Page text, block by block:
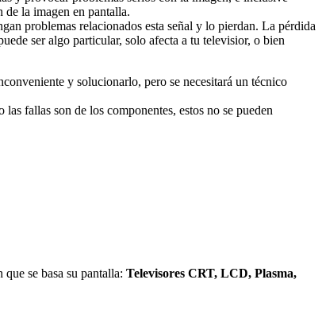
la imagen en pantalla.
problemas relacionados esta señal y lo pierdan. La pérdida
ser algo particular, solo afecta a tu televisior, o bien
y solucionarlo, pero se necesitará un técnico
fallas son de los componentes, estos no se pueden
se basa su pantalla: Televisores CRT, LCD, Plasma,